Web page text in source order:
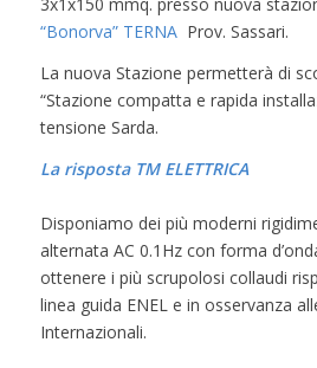
3x1x150 mmq. presso nuova
“Bonorva” TERNA Prov. Sassari.
La nuova Stazione permetterà di
“Stazione compatta e rapida
tensione Sarda.
La risposta TM ELETTRICA
Disponiamo dei più moderni
alternata AC 0.1Hz con forma
ottenere i più scrupolosi collaudi
linea guida ENEL e in osservanza
Internazionali.